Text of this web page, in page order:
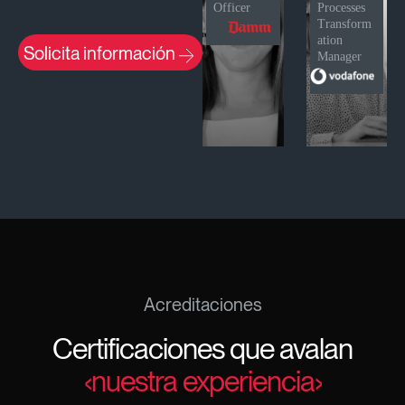
Solicita información
Officer
Processes
Transform
ation
Manager
Acreditaciones
Certificaciones que avalan
‹nuestra experiencia›